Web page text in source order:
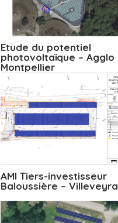
Etude du potentiel
photovoltaïque – Agglo
Montpellier
AMI Tiers-investisseur
Baloussière –